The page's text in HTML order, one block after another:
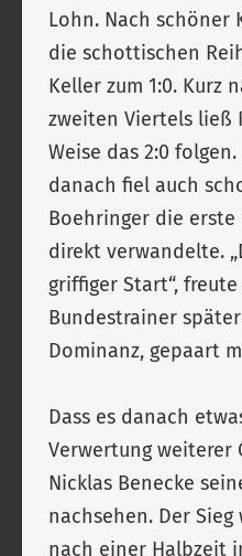
Lohn. Nach schöner
die schottischen
Keller zum 1:0. Kurz
zweiten Viertels ließ
Weise das 2:0
danach fiel auch
Boehringer die erste
direkt verwandelte.
griffiger Start“,
Bundestrainer
Dominanz, gepaart
Dass es danach
Verwertung weiterer
Nicklas Benecke
nachsehen. Der
nach einer Halbzeit